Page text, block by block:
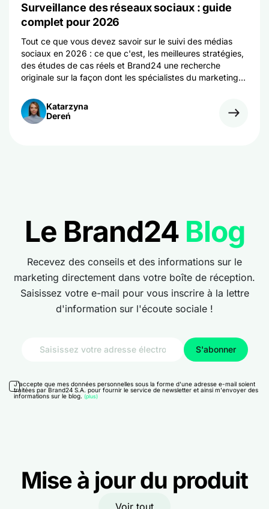
Surveillance des réseaux sociaux : guide
complet pour 2026
Tout ce que vous devez savoir sur le suivi des médias
sociaux en 2026 : ce que c'est, les meilleures stratégies,
des études de cas réels et Brand24 une recherche
originale sur la façon dont les spécialistes du marketing
Katarzyna
Dereń
Le Brand24 Blog
Recevez des conseils et des informations sur le
marketing directement dans votre boîte de réception.
Saisissez votre e-mail pour vous inscrire à la lettre
d'information sur l'écoute sociale !
J'accepte que mes données personnelles sous la forme d'une adresse e-mail soient
traitées par Brand24 S.A. pour fournir le service de newsletter et ainsi m'envoyer des
informations sur le blog. (plus)
Mise à jour du produit
Voir tout